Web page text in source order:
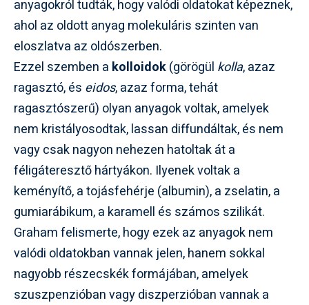
anyagokról tudták, hogy valódi oldatokat képeznek,
ahol az oldott anyag molekuláris szinten van
eloszlatva az oldószerben.
Ezzel szemben a kolloidok(görögül kolla, azaz
ragasztó, és eidos, azaz forma, tehát
ragasztószerű) olyan anyagok voltak, amelyek
nem kristályosodtak, lassan diffundáltak, és nem
vagy csak nagyon nehezen hatoltak át a
féligáteresztő hártyákon. Ilyenek voltak a
keményítő, a tojásfehérje (albumin), a zselatin, a
gumiarábikum, a karamell és számos szilikát.
Graham felismerte, hogy ezek az anyagok nem
valódi oldatokban vannak jelen, hanem sokkal
nagyobb részecskék formájában, amelyek
szuszpenzióban vagy diszperzióban vannak a